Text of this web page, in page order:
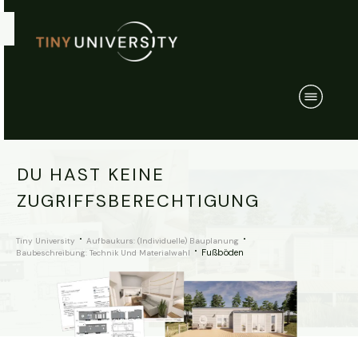
DU HAST KEINE
ZUGRIFFSBERECHTIGUNG
Tiny University
Aufbaukurs: (Individuelle) Bauplanung
Baubeschreibung: Technik Und Materialwahl
Fußböden